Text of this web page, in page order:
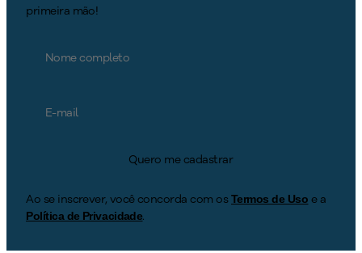
primeira mão!
Quero me cadastrar
Ao se inscrever, você concorda com osTermos de Uso e a
Política de Privacidade.